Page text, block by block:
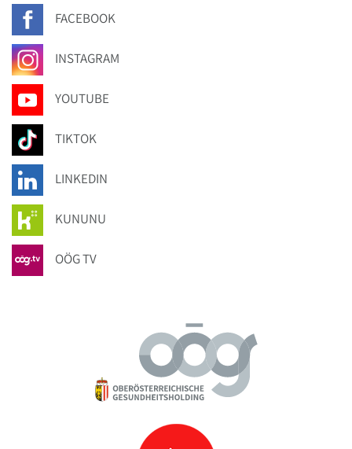
FACEBOOK
INSTAGRAM
YOUTUBE
TIKTOK
LINKEDIN
KUNUNU
OÖG TV